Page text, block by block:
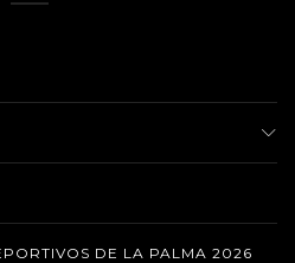
DE LA PALMA 2026